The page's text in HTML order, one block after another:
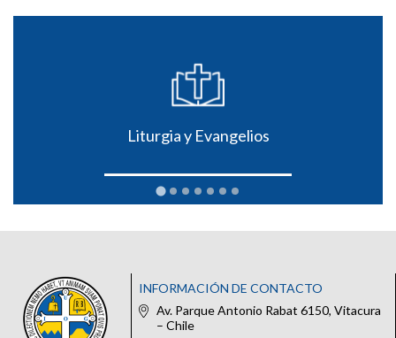
Liturgia y Evangelios
INFORMACIÓN DE CONTACTO
Av. Parque Antonio Rabat 6150, Vitacura
– Chile